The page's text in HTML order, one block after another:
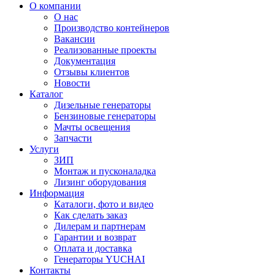
О компании
О нас
Производство контейнеров
Вакансии
Реализованные проекты
Документация
Отзывы клиентов
Новости
Каталог
Дизельные генераторы
Бензиновые генераторы
Мачты освещения
Запчасти
Услуги
ЗИП
Монтаж и пусконаладка
Лизинг оборудования
Информация
Каталоги, фото и видео
Как сделать заказ
Дилерам и партнерам
Гарантии и возврат
Оплата и доставка
Генераторы YUCHAI
Контакты